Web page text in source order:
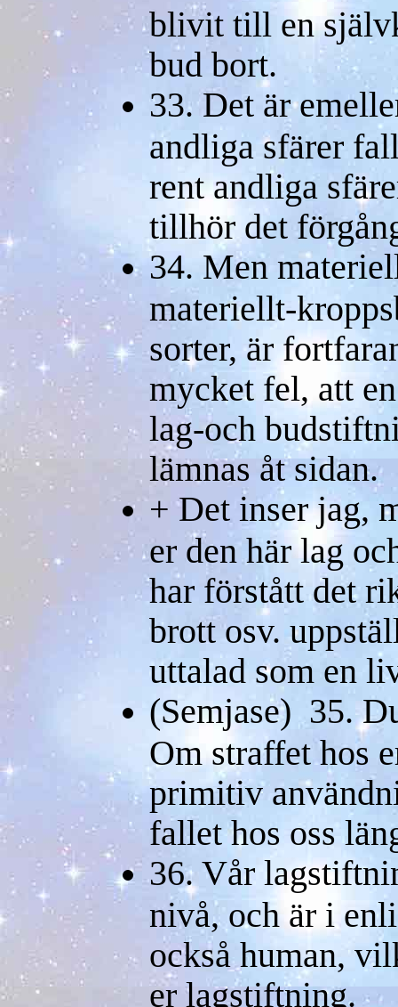
blivit till en
bud bort.
33. Det är
andliga sfärer
rent andliga
tillhör det
34. Men
materiellt-
sorter, är
mycket fel, att
lag-och
lämnas åt sidan.
+ Det inser jag,
er den här lag
har förstått det
brott osv.
uttalad som en
(Semjase) 35.
Om straffet hos
primitiv
fallet hos oss
36. Vår
nivå, och är i
också human,
er lagstiftning.